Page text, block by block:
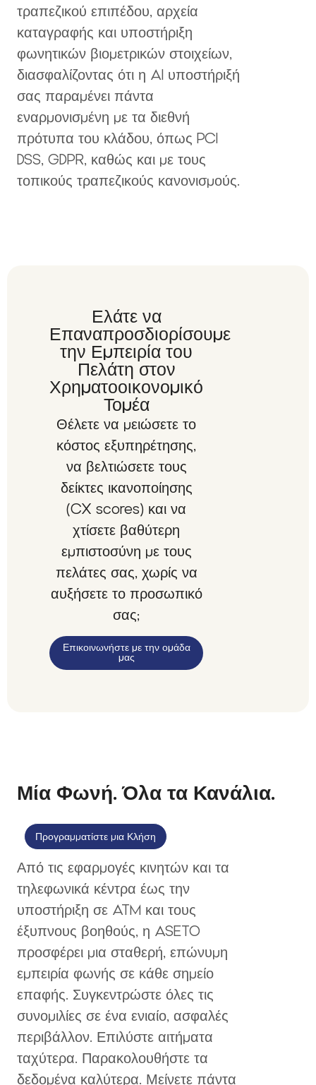
τραπεζικού επιπέδου, αρχεία
καταγραφής και υποστήριξη
φωνητικών βιομετρικών στοιχείων,
διασφαλίζοντας ότι η AI υποστήριξή
σας παραμένει πάντα
εναρμονισμένη με τα διεθνή
πρότυπα του κλάδου, όπως PCI
DSS, GDPR, καθώς και με τους
τοπικούς τραπεζικούς κανονισμούς.
Ελάτε να
Επαναπροσδιορίσουμε
την Εμπειρία του
Πελάτη στον
Χρηματοοικονομικό
Τομέα
Θέλετε να μειώσετε το
κόστος εξυπηρέτησης,
να βελτιώσετε τους
δείκτες ικανοποίησης
(CX scores) και να
χτίσετε βαθύτερη
εμπιστοσύνη με τους
πελάτες σας, χωρίς να
αυξήσετε το προσωπικό
σας;
Επικοινωνήστε με την ομάδα
μας
Μία Φωνή. Όλα τα Κανάλια.
Προγραμματίστε μια Κλήση
Από τις εφαρμογές κινητών και τα
τηλεφωνικά κέντρα έως την
υποστήριξη σε ATM και τους
έξυπνους βοηθούς, η ASETO
προσφέρει μια σταθερή, επώνυμη
εμπειρία φωνής σε κάθε σημείο
επαφής. Συγκεντρώστε όλες τις
συνομιλίες σε ένα ενιαίο, ασφαλές
περιβάλλον. Επιλύστε αιτήματα
ταχύτερα. Παρακολουθήστε τα
δεδομένα καλύτερα. Μείνετε πάντα